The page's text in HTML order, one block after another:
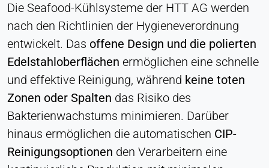
Die Seafood-Kühlsysteme der HTT AG werden
nach den Richtlinien der Hygieneverordnung
entwickelt. Das offene Design und die polierten
Edelstahloberflächen ermöglichen eine schnelle
und effektive Reinigung, während keine toten
Zonen oder Spalten das Risiko des
Bakterienwachstums minimieren. Darüber
hinaus ermöglichen die automatischen CIP-
Reinigungsoptionen den Verarbeitern eine